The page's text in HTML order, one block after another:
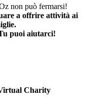
non può fermarsi!
a offrire attività ai
puoi aiutarci!
Charity